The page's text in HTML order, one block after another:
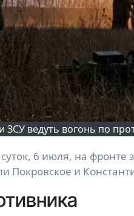
ЗСУ ведуть вогонь по
Покровское и